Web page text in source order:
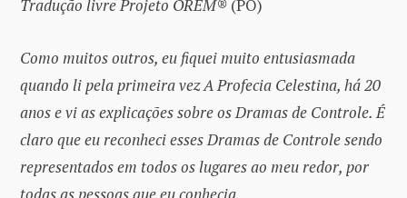
Tradução livre Projeto OREM® (PO)
Como muitos outros, eu fiquei muito entusiasmada
quando li pela primeira vez A Profecia Celestina, há 20
anos e vi as explicações sobre os Dramas de Controle. É
claro que eu reconheci esses Dramas de Controle sendo
representados em todos os lugares ao meu redor, por